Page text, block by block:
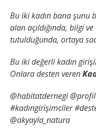
Bu iki kadın bana şunu
alan açıldığında, bilgi
tutulduğunda, ortaya
Bu iki değerli kadın
Onlara desten veren
@habitatdernegi
#kadıngirişimciler
@akyayla_natura